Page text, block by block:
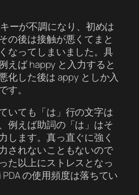
ーが不調になり、初めは
の後は接触が悪くてまと
なってしまいました。具
えば happy と入力すると
化した後は appy としか入
す。
いても「は」行の文字は
例えば助詞の「は」はそ
します。真っ直ぐに強く
されないこともないので
た以上にストレスとなっ
の使用頻度は落ちてい